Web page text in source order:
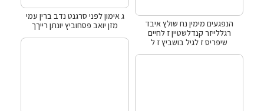
הנפגעים מימין נח שולץ איבד
רגללייזר קנדלשטיין ז לחיים
שיפריס ז לגיל בושביץ ז ל
ג אימון לפני סרגנט נדב ברין עמי
מזן יואב פסחוביץ יונתן רייךך